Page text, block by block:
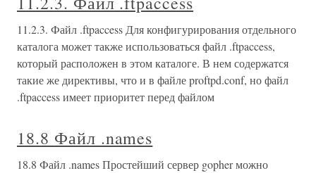
11.2.3. Файл .ftpaccess Для конфигурирования отдельного
каталога может также использоваться файл .ftpaccess,
который расположен в этом каталоге. В нем содержатся
такие же директивы, что и в файле proftpd.conf, но файл
.ftpaccess имеет приоритет перед файлом
18.8 Файл .names
18.8 Файл .names Простейший сервер gopher можно